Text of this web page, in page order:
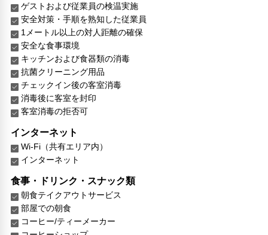
ゲストおよび従業員の検温実施
安全対策・手順を熟知した従業員
1メートル以上の対人距離の確保
安全な食事環境
キッチンおよび食器類の消毒
抗菌クリーニング用品
チェックイン後の客室消毒
消毒後に客室を封印
客室消毒の拒否可
インターネット
Wi-Fi（共有エリア内）
インターネット
食事・ドリンク・スナック類
朝食テイクアウトサービス
部屋での朝食
コーヒー/ティーメーカー